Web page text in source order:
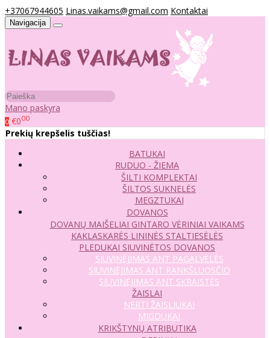
+37067944605 Linas.vaikams@gmail.com Kontaktai
Navigacija
Mano paskyra
0 €000
Prekių krepšelis tuščias!
BATUKAI
RUDUO - ŽIEMA
ŠILTI KOMPLEKTAI
ŠILTOS SUKNELĖS
MEGZTUKAI
DOVANOS
DOVANŲ MAIŠELIAI GINTARO VĖRINIAI VAIKAMS
KAKLASKARĖS LININĖS STALTIESĖLĖS
PLEDUKAI SIUVINĖTOS DOVANOS
SIUVINĖJIMAS ANT PAGALVĖLĖS
SIUVINĖJIMAS ANT RANKŠLUOSČIO
SIUVINĖJIMAS ANT SKRAISTĖS
ŽAISLAI
NERTI ŽAISLIUKAI
MIGDUKAI
KRIKŠTYNŲ ATRIBUTIKA